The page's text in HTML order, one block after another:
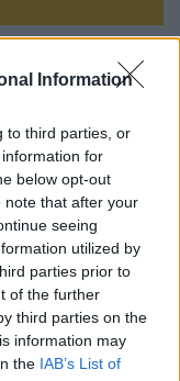
Information
to third parties, or
for
below opt-out
note that after your
seeing
utilized by
parties prior to
of the further
third parties on the
information may
the IAB’s List of
για